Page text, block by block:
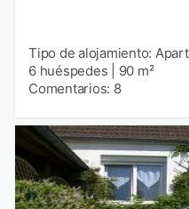
Tipo de alojamiento:
6 huéspedes
90 m²
Comentarios: 8